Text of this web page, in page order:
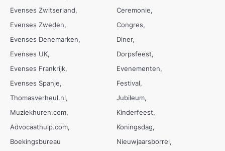
Evenses Zwitserland
Evenses Zweden
Evenses Denemarken
Evenses UK
Evenses Frankrijk
Evenses Spanje
Thomasverheul.nl
Muziekhuren.com
Advocaathulp.com
Boekingsbureau
Ceremonie
Congres
Diner
Dorpsfeest
Evenementen
Festival
Jubileum
Kinderfeest
Koningsdag
Nieuwjaarsborrel